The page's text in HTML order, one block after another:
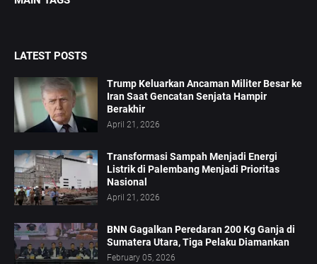
LATEST POSTS
Trump Keluarkan Ancaman Militer Besar ke
Iran Saat Gencatan Senjata Hampir
Berakhir
April 21, 2026
Transformasi Sampah Menjadi Energi
Listrik di Palembang Menjadi Prioritas
Nasional
April 21, 2026
BNN Gagalkan Peredaran 200 Kg Ganja di
Sumatera Utara, Tiga Pelaku Diamankan
February 05, 2026